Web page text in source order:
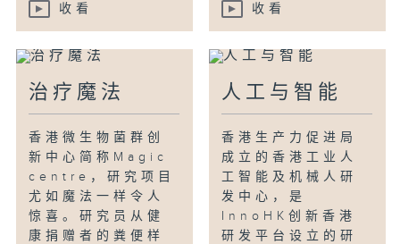
收看 收看
治疗魔法
香港微生物菌群创
新中心简称Magic
centre，研究项目
尤如魔法一样令人
惊喜。研究员从健
康捐赠者的粪便样
人工与智能
香港生产力促进局
成立的香港工业人
工智能及机械人研
发中心，是
InnoHK创新香港
研发平台设立的研